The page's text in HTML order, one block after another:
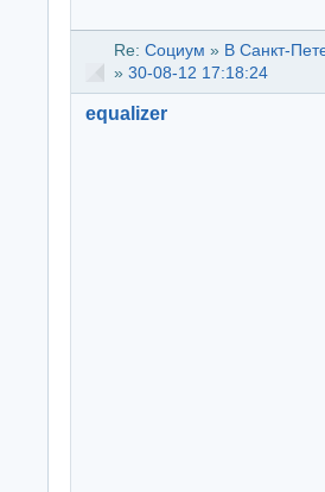
Re: Социум » В Санкт-
» 30-08-12 17:18:24
equalizer